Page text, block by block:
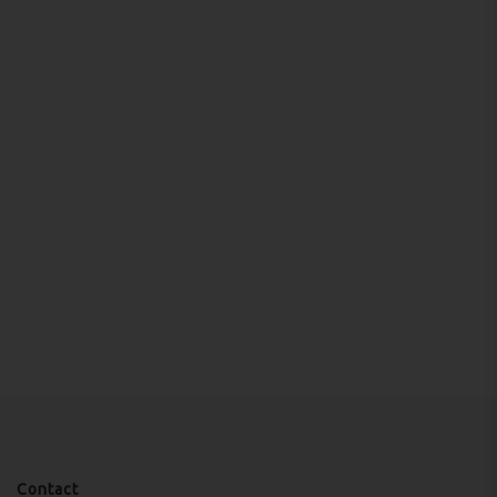
Contact